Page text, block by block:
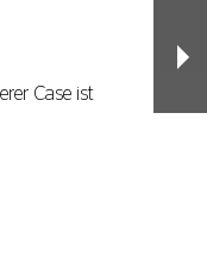
Case ist